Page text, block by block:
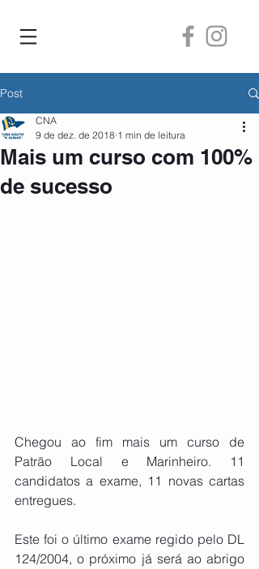
Post
Mais um curso com 100%
de sucesso
CNA
9 de dez. de 2018 1 min de leitura
Chegou ao fim mais um curso de
Patrão Local e Marinheiro. 11
candidatos a exame, 11 novas cartas
entregues.
Este foi o último exame regido pelo DL
124/2004, o próximo já será ao abrigo